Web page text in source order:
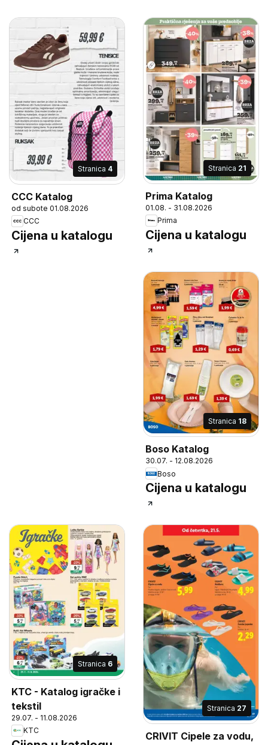
Stranica 4
CCC Katalog
od subote 01.08.2026
CCC
Cijena u katalogu
Stranica 21
Prima Katalog
01.08. - 31.08.2026
Prima
Cijena u katalogu
Stranica 18
Boso Katalog
30.07. - 12.08.2026
Boso
Cijena u katalogu
Stranica 6
KTC - Katalog igračke i
tekstil
29.07. - 11.08.2026
KTC
Stranica 27
CRIVIT Cipele za vodu,